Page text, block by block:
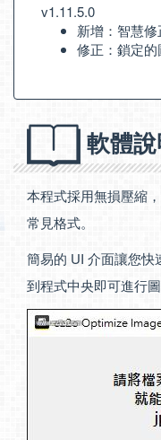
v1.11.5.0
新增：智慧
修正：鎖定的
軟體
本程式採用無損壓縮
常見格式。
簡易的 UI 介面讓您快
到程式中央即可進行圖